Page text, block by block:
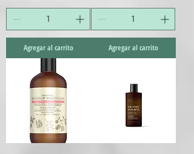
Agregar al carrito Agregar al carrito